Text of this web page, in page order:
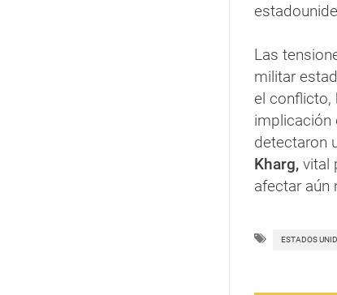
Las
militar
el conflicto,
implicación
detectaron
Kharg, vital
afectar aún
ESTADOS